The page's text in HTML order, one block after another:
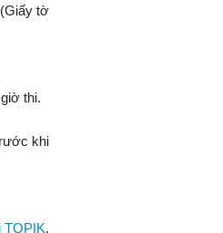
tờ
thi.
khi
TOPIK.